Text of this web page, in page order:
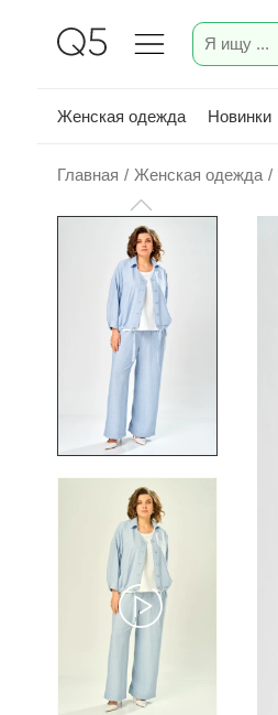
Женская одежда Новинки
Главная / Женская одежда /